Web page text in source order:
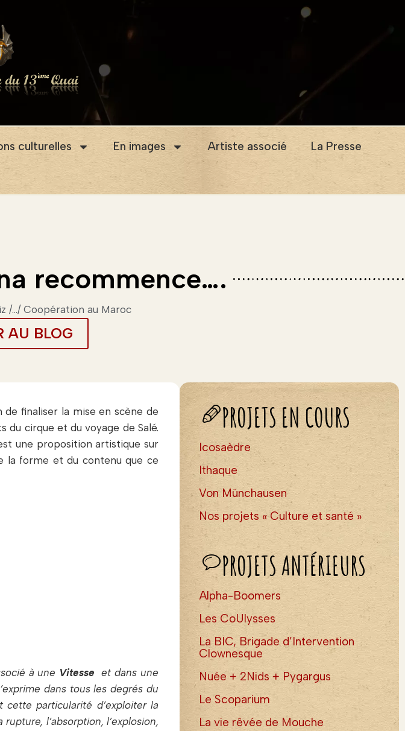
culturelles En images Artiste associé
La Presse
recommence….
/.../ Coopération au Maroc
AU BLOG
de finaliser la mise en scène de
du cirque et du voyage de Salé.
une proposition artistique sur
la forme et du contenu que ce
à une Vitesse et dans une
dans tous les degrés du
cette particularité d’exploiter la
l’absorption, l’explosion,
PROJETS EN COURS
Icosaèdre
Ithaque
Von Münchausen
Nos projets « Culture et santé »
PROJETS ANTÉRIEURS
Alpha-Boomers
Les CoUlysses
La BIC, Brigade d’Intervention
Clownesque
Nuée + 2Nids + Pygargus
Le Scoparium
La vie rêvée de Mouche